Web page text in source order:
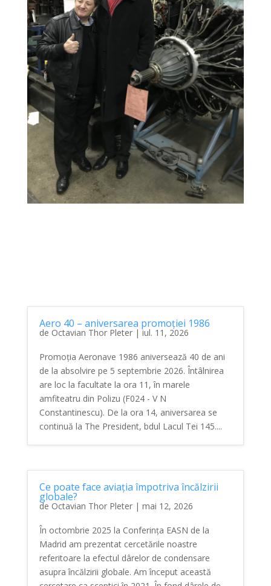
Aero 40 – aniversarea promoției 1986
de Octavian Thor Pleter|iul. 11, 2026
Promoția Aeronave 1986 aniversează 40 de ani
de la absolvire pe 5 septembrie 2026. Întâlnirea
are loc la facultate la ora 11, în marele
amfiteatru din Polizu (F024 - V N
Constantinescu). De la ora 14, aniversarea se
continuă la The President, bdul Lacul Tei 145....
Ce poate face aviația împotriva încălzirii
globale?
de Octavian Thor Pleter| mai 12, 2026
În octombrie 2025 la Conferința EASN de la
Madrid am prezentat cercetările noastre
referitoare la efectul dârelor de condensare
asupra încălzirii globale. Am început această